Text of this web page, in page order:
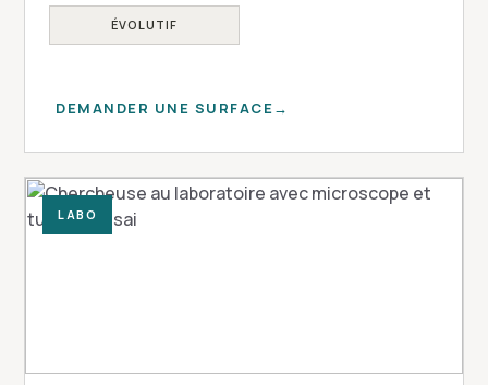
ÉVOLUTIF
DEMANDER UNE SURFACE
LABO